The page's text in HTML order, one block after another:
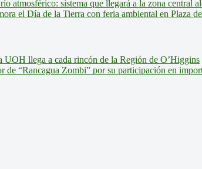
atmosférico: sistema que llegará a la zona central
el Día de la Tierra con feria ambiental en Plaza
UOH llega a cada rincón de la Región de O’Higgins
de “Rancagua Zombi” por su participación en